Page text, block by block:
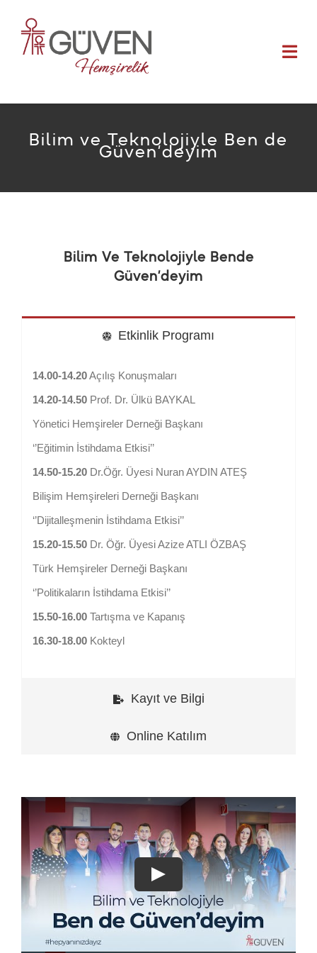
Bilimsel Faaliyetler
Bilim ve Teknolojiyle Ben de
Güven’deyim
Bilim Ve Teknolojiyle Bende
Güven’deyim
Etkinlik Programı
14.00-14.20Açılış Konuşmaları
14.20-14.50Prof. Dr. Ülkü BAYKAL
Yönetici Hemşireler Derneği Başkanı
‘’Eğitimin İstihdama Etkisi’’
14.50-15.20Dr.Öğr. Üyesi Nuran AYDIN ATEŞ
Bilişim Hemşireleri Derneği Başkanı
‘’Dijitalleşmenin İstihdama Etkisi’’
15.20-15.50Dr. Öğr. Üyesi Azize ATLI ÖZBAŞ
Türk Hemşireler Derneği Başkanı
‘’Politikaların İstihdama Etkisi’’
15.50-16.00Tartışma ve Kapanış
16.30-18.00Kokteyl
Kayıt ve Bilgi
Online Katılım
Play